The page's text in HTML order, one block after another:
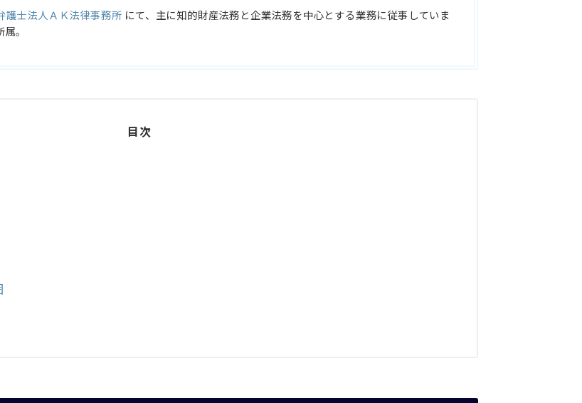
護士法人ＡＫ法律事務所 にて、主に知的財産法務と企業法務を中心とする業務に従事していま
。
目次